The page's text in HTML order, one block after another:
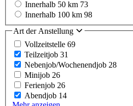
Innerhalb 50 km 73
Innerhalb 100 km 98
Art der Anstellung
Vollzeitstelle 69
Teilzeitjob 31
Nebenjob/Wochenendjob 28
Minijob 26
Ferienjob 26
Abendjob 14